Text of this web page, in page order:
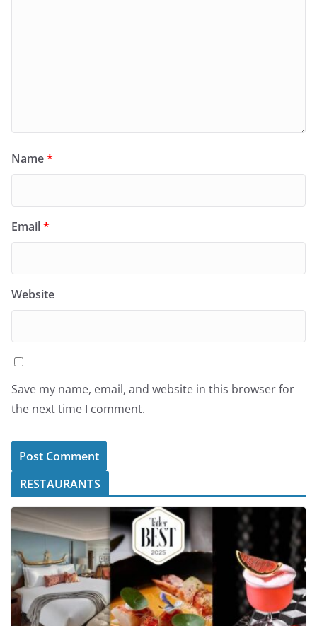
Name*
Email*
Website
Save my name, email, and website in this browser for
the next time I comment.
RESTAURANTS